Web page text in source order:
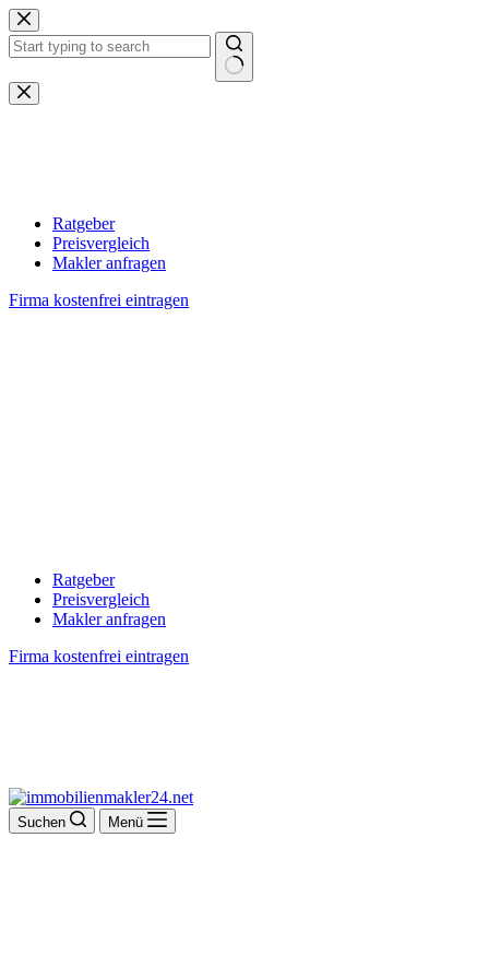
Zum
Inhalt
springen
Keine
Ergebnisse
Ratgeber
Preisvergleich
Makler anfragen
Firma kostenfrei eintragen
Ratgeber
Preisvergleich
Makler anfragen
Firma kostenfrei eintragen
Suchen Menü